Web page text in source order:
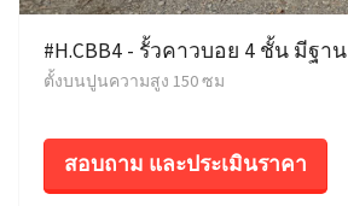
#H.CBB4 - รั้วคาวบอย 4 ชั้น มีฐาน
ตั้งบนปูนความสูง 150 ซม
สอบถาม และประเมินราคา